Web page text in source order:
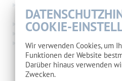
Veranstaltungsgastronomie
Fachkraft Gastronomie
Fachpraktiker/in im
Bildungsgang zum Erwerb des
sonderpädagogischen
Entwicklung" in der
der Spreeschule Cottbus
COOKIE-
Wir verwenden Cookies, um
Funktionen der Website
Darüber hinaus verwenden
Zwecken.